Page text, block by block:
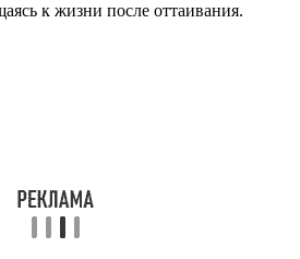
к жизни после оттаивания.